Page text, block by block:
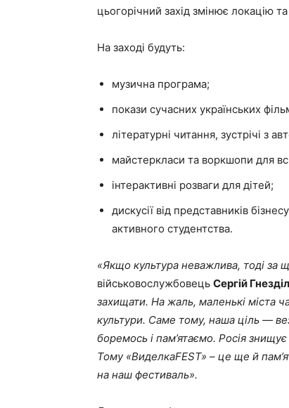
цьогорічний захід змінює локацію
На заході будуть:
музична програма;
покази сучасних українських
літературні читання, зустрічі з
майстеркласи та воркшопи для
інтерактивні розваги для дітей;
дискусії від представників
активного студентства.
«Якщо культура неважлива, тоді
військовослужбовець Сергій
захищати. На жаль, маленькі міста
культури. Саме тому, наша ціль —
боремось і пам’ятаємо. Росія
Тому «ВиделкаFEST» – це ще й
на наш фестиваль».